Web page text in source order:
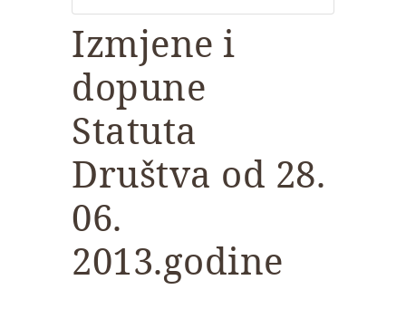
Izmjene i
dopune
Statuta
Društva od 28.
06.
2013.godine